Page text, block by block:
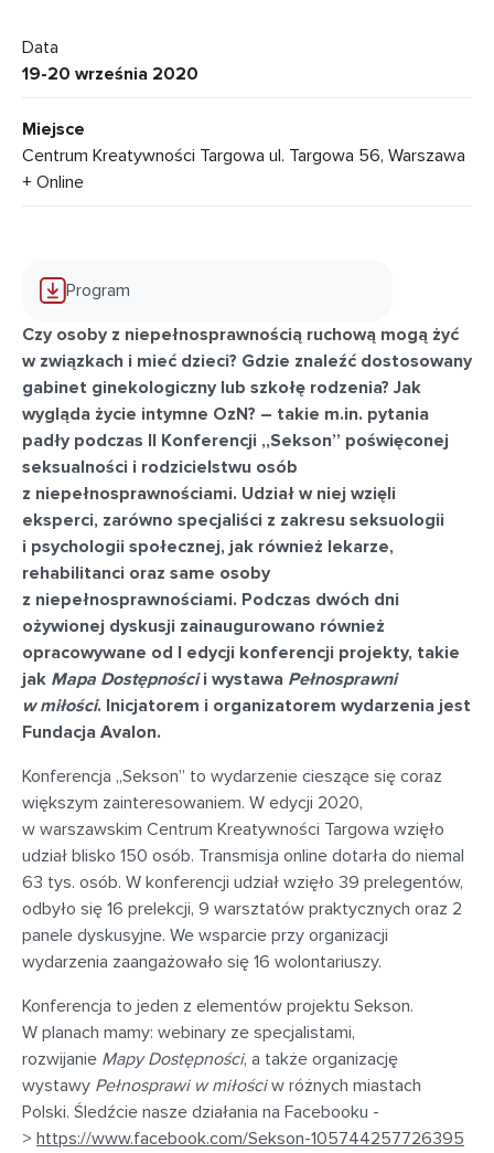
Data
19-20 września 2020
Miejsce
Centrum Kreatywności Targowa ul. Targowa 56, Warszawa
+ Online
Program
Czy osoby z niepełnosprawnością ruchową mogą żyć
w związkach i mieć dzieci? Gdzie znaleźć dostosowany
gabinet ginekologiczny lub szkołę rodzenia? Jak
wygląda życie intymne OzN? – takie m.in. pytania
padły podczas II Konferencji „Sekson” poświęconej
seksualności i rodzicielstwu osób
z niepełnosprawnościami. Udział w niej wzięli
eksperci, zarówno specjaliści z zakresu seksuologii
i psychologii społecznej, jak również lekarze,
rehabilitanci oraz same osoby
z niepełnosprawnościami. Podczas dwóch dni
ożywionej dyskusji zainaugurowano również
opracowywane od I edycji konferencji projekty, takie
jak Mapa Dostępnościi wystawa Pełnosprawni
w miłości. Inicjatorem i organizatorem wydarzenia jest
Fundacja Avalon.
Konferencja „Sekson” to wydarzenie cieszące się coraz
większym zainteresowaniem. W edycji 2020,
w warszawskim Centrum Kreatywności Targowa wzięło
udział blisko 150 osób. Transmisja online dotarła do niemal
63 tys. osób. W konferencji udział wzięło 39 prelegentów,
odbyło się 16 prelekcji, 9 warsztatów praktycznych oraz 2
panele dyskusyjne. We wsparcie przy organizacji
wydarzenia zaangażowało się 16 wolontariuszy.
Konferencja to jeden z elementów projektu Sekson.
W planach mamy: webinary ze specjalistami,
rozwijanie Mapy Dostępności, a także organizację
wystawy Pełnosprawi w miłościw różnych miastach
Polski. Śledźcie nasze działania na Facebooku -
> https://www.facebook.com/Sekson-105744257726395